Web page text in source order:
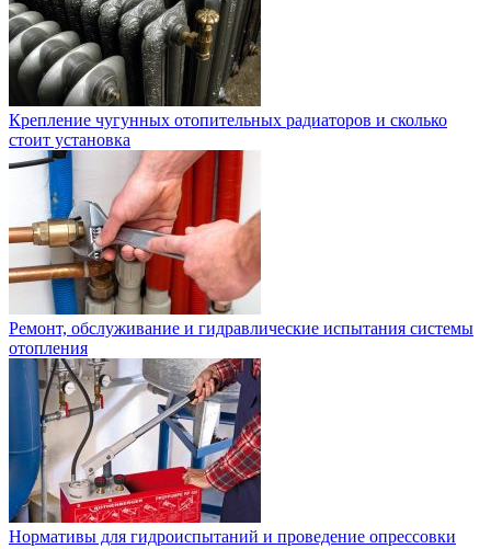
Крепление чугунных отопительных радиаторов и сколько
стоит установка
Ремонт, обслуживание и гидравлические испытания системы
отопления
Нормативы для гидроиспытаний и проведение опрессовки